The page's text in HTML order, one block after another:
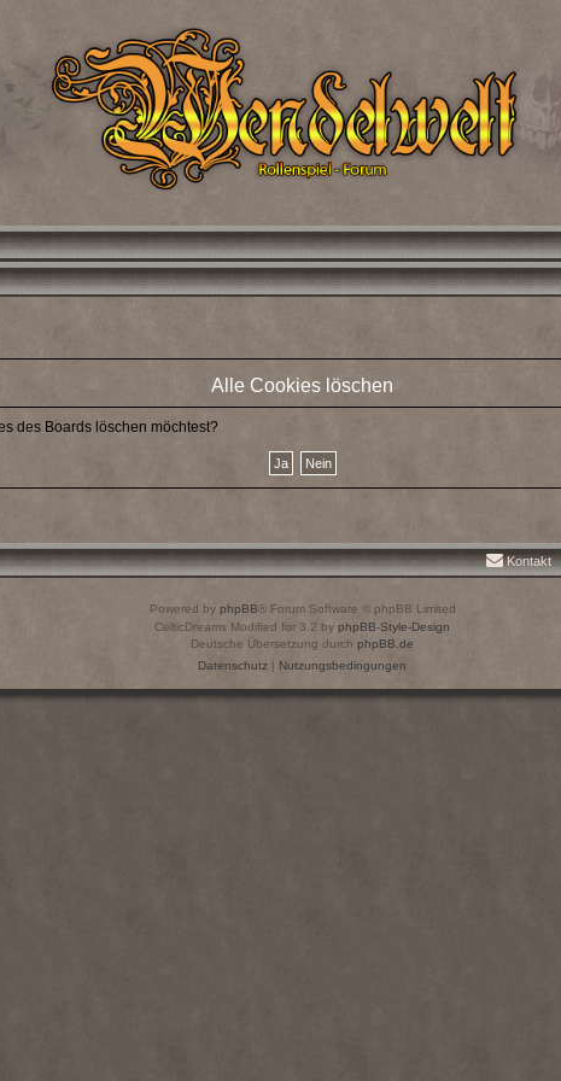
Alle Cookies löschen
des Boards löschen möchtest?
Kontakt
Powered by phpBB® Forum Software © phpBB Limited
CelticDreams Modified for 3.2 byphpBB-Style-Design
Deutsche Übersetzung durchphpBB.de
Datenschutz | Nutzungsbedingungen